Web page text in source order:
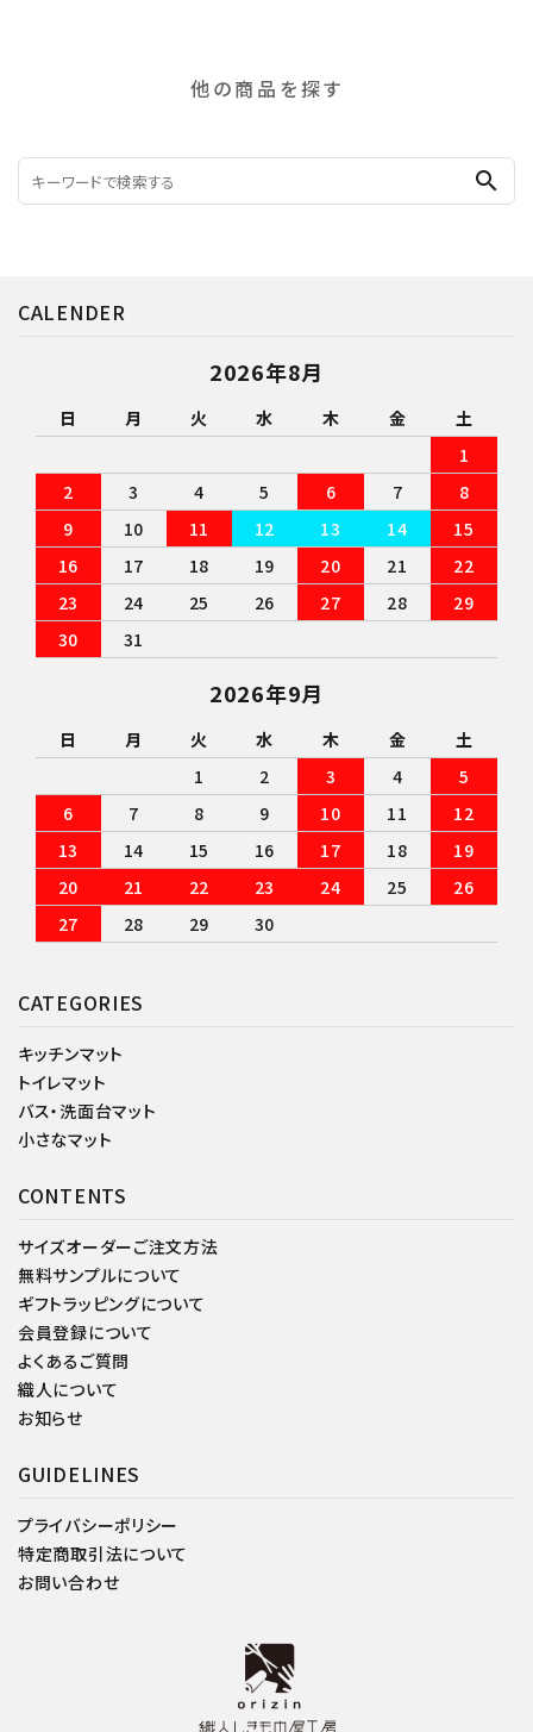
他の商品を探す
search
CATEGORIES
キッチンマット
トイレマット
バス・洗面台マット
小さなマット
CONTENTS
サイズオーダーご注文方法
無料サンプルについて
ギフトラッピングについて
会員登録について
よくあるご質問
織人について
お知らせ
GUIDELINES
プライバシーポリシー
特定商取引法について
お問い合わせ
CALENDER
2026年8月
日 月 火 水 木 金
土
1
2
3 4 5 6 7
8
9
10 11 12 13 14
15
16
17 18 19 20 21
22
23
24 25 26 27 28
29
30
31
2026年9月
日 月 火 水 木 金
土
1
2 3 4
5
6
7 8 9 10 11
12
13
14 15 16 17 18
19
20
21 22 23 24 25
26
27
28 29 30